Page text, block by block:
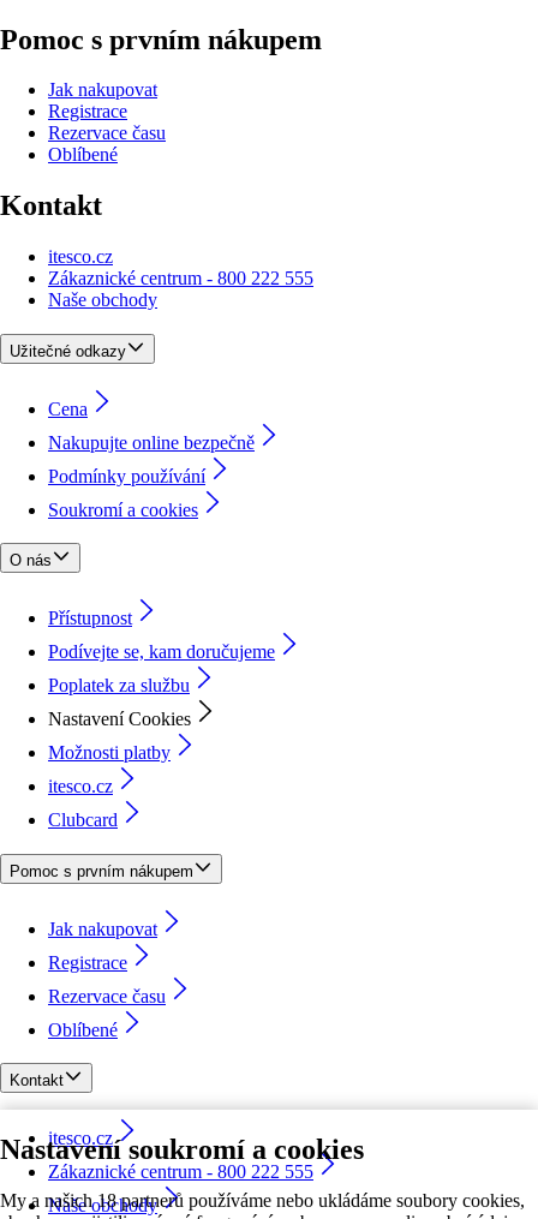
Nastavení soukromí a cookies
My a našich 18 partnerů používáme nebo ukládáme soubory cookies,
Pomoc s prvním nákupem
Jak nakupovat
Registrace
Rezervace času
Oblíbené
Kontakt
itesco.cz
Zákaznické centrum - 800 222 555
Naše obchody
Užitečné odkazy
Cena
Nakupujte online bezpečně
Podmínky používání
Soukromí a cookies
O nás
Přístupnost
Podívejte se, kam doručujeme
Poplatek za službu
Nastavení Cookies
Možnosti platby
itesco.cz
Clubcard
Pomoc s prvním nákupem
Jak nakupovat
Registrace
Rezervace času
Oblíbené
Kontakt
itesco.cz
Zákaznické centrum - 800 222 555
Naše obchody